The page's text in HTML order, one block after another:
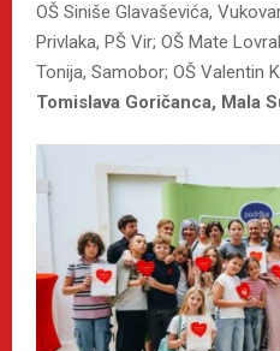
OŠ Siniše Glavaševića,
Privlaka, PŠ Vir; OŠ Mate
Tonija, Samobor; OŠ Valentin
Tomislava Goričanca, Mala